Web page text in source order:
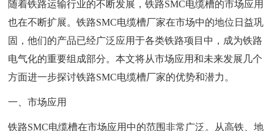
随着铁路运输行业的不断发展，铁路SMC电缆槽的市场应用
也在不断扩展。铁路SMC电缆槽厂家在市场中的地位日益巩
固，他们的产品已经广泛应用于各类铁路项目中，成为铁路
电气化的重要组成部分。本文将从市场应用和未来发展几个
方面进一步探讨铁路SMC电缆槽厂家的优势和潜力。
一、市场应用
铁路SMC电缆槽在市场应用中的范围非常广泛。从高铁、地